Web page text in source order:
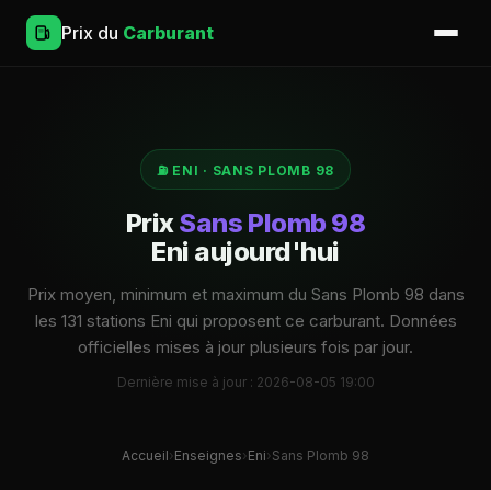
Prix du Carburant
⛽ ENI · SANS PLOMB 98
PrixSans Plomb 98
Eni aujourd'hui
Prix moyen, minimum et maximum du Sans Plomb 98 dans
les 131 stations Eni qui proposent ce carburant. Données
officielles mises à jour plusieurs fois par jour.
Dernière mise à jour : 2026-08-05 19:00
Accueil› Enseignes› Eni› Sans Plomb 98